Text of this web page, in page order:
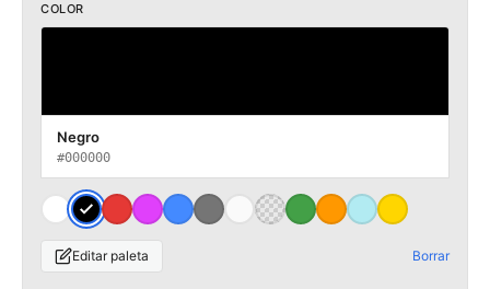
COLOR
Negro
#000000
Editar paleta Borrar